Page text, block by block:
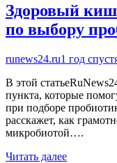
Здоровый
по выбору
runews24.ru1 год
В этой
пункта, которые
при подборе
расскажет, как
микробиотой….
Читать далее